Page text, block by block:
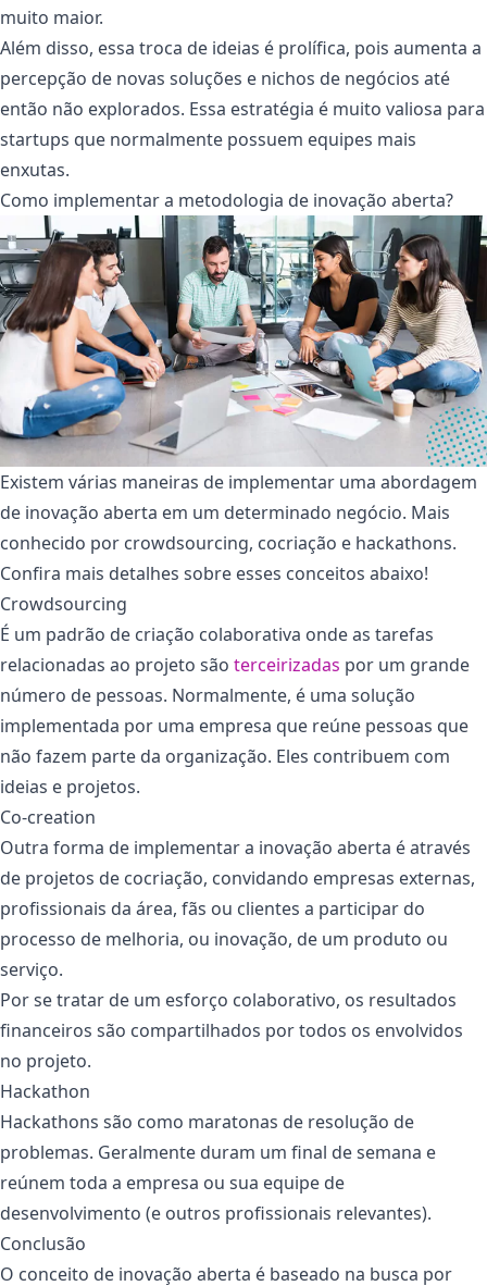
muito maior.
Além disso, essa troca de ideias é prolífica, pois aumenta a
percepção de novas soluções e nichos de negócios até
então não explorados. Essa estratégia é muito valiosa para
startups que normalmente possuem equipes mais
enxutas.
Como implementar a metodologia de inovação aberta?
Existem várias maneiras de implementar uma abordagem
de inovação aberta em um determinado negócio. Mais
conhecido por crowdsourcing, cocriação e hackathons.
Confira mais detalhes sobre esses conceitos abaixo!
Crowdsourcing
É um padrão de criação colaborativa onde as tarefas
relacionadas ao projeto são terceirizadas por um grande
número de pessoas. Normalmente, é uma solução
implementada por uma empresa que reúne pessoas que
não fazem parte da organização. Eles contribuem com
ideias e projetos.
Co-creation
Outra forma de implementar a inovação aberta é através
de projetos de cocriação, convidando empresas externas,
profissionais da área, fãs ou clientes a participar do
processo de melhoria, ou inovação, de um produto ou
serviço.
Por se tratar de um esforço colaborativo, os resultados
financeiros são compartilhados por todos os envolvidos
no projeto.
Hackathon
Hackathons são como maratonas de resolução de
problemas. Geralmente duram um final de semana e
reúnem toda a empresa ou sua equipe de
desenvolvimento (e outros profissionais relevantes).
Conclusão
O conceito de inovação aberta é baseado na busca por